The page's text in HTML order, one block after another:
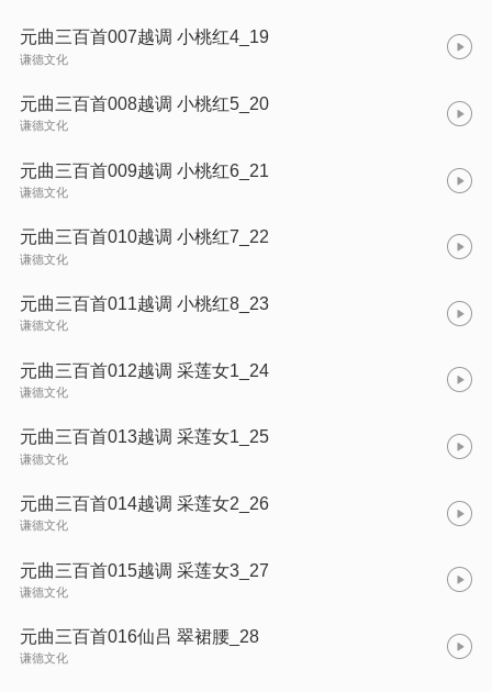
元曲三百首007越调 小桃红4_19
谦德文化
元曲三百首008越调 小桃红5_20
谦德文化
元曲三百首009越调 小桃红6_21
谦德文化
元曲三百首010越调 小桃红7_22
谦德文化
元曲三百首011越调 小桃红8_23
谦德文化
元曲三百首012越调 采莲女1_24
谦德文化
元曲三百首013越调 采莲女1_25
谦德文化
元曲三百首014越调 采莲女2_26
谦德文化
元曲三百首015越调 采莲女3_27
谦德文化
元曲三百首016仙吕 翠裙腰_28
谦德文化